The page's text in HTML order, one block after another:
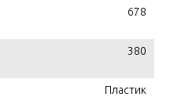
678
380
Пластик